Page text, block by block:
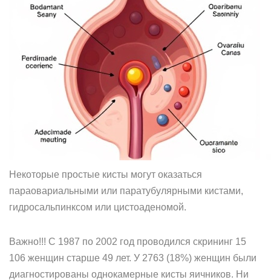
Некоторые простые кисты могут оказаться
параовариальными или паратубулярными кистами,
гидросальпинксом или цистоаденомой.
Важно!!! С 1987 по 2002 год проводился скрининг 15
106 женщин старше 49 лет. У 2763 (18%) женщин были
диагностированы однокамерные кисты яичников. Ни